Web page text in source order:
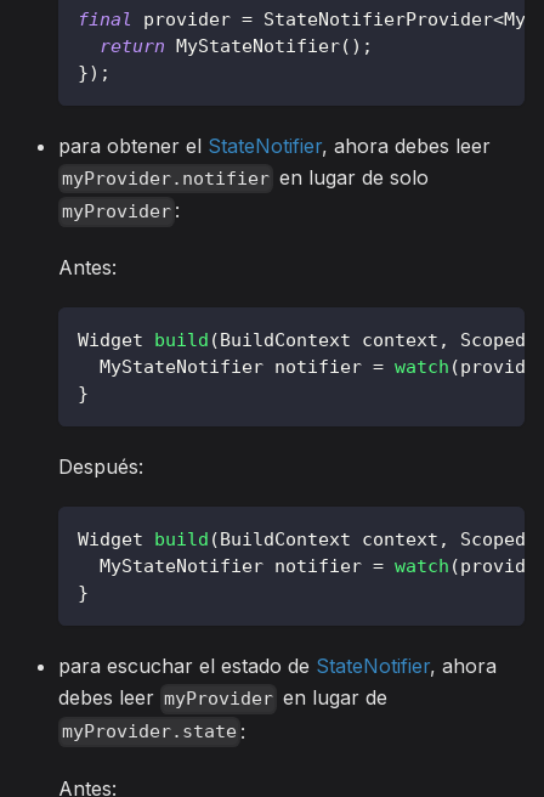
final provider = StateNotifierProvider<
return MyStateNotifier( ) ;
}) ;
para obtener el StateNotifier, ahora debes leer
myProvider.notifier en lugar de solo
myProvider :
Antes:
Widget build ( BuildContext context ,
MyStateNotifier notifier = watch (
}
Después:
Widget build ( BuildContext context ,
MyStateNotifier notifier = watch (
}
para escuchar el estado de StateNotifier, ahora
debes leer myProvider en lugar de
myProvider.state :
Antes: